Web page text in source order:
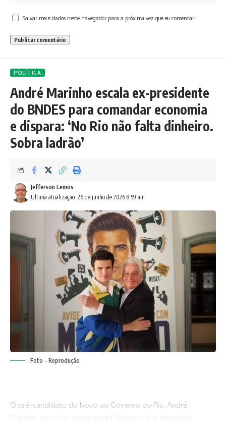
Salvar meus dados neste navegador para a próxima vez que eu comentar.
POLÍTICA
André Marinho escala ex-presidente
do BNDES para comandar economia
e dispara: ‘No Rio não falta dinheiro.
Sobra ladrão’
Última atualização: 26 de junho de 2026 8:59 am
Jefferson Lemos
Foto - Reprodução
O pré-candidato do Novo ao Governo do Rio, André